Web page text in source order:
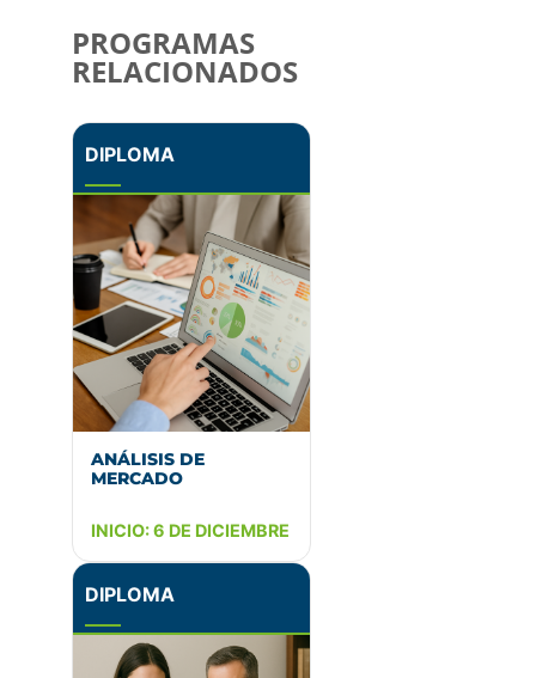
PROGRAMAS
RELACIONADOS
DIPLOMA
ANÁLISIS DE
MERCADO
INICIO: 6 DE DICIEMBRE
DIPLOMA